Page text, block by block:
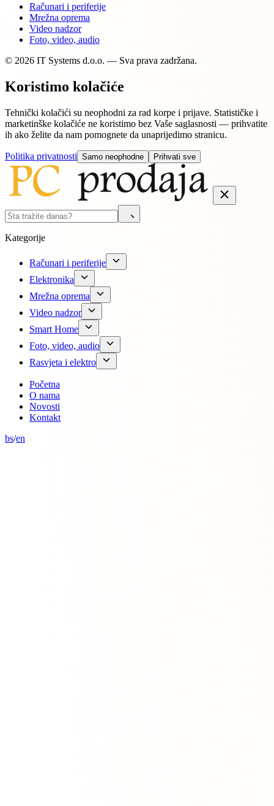
Računari i periferije
Mrežna oprema
Video nadzor
Foto, video, audio
© 2026 IT Systems d.o.o. — Sva prava zadržana.
Koristimo kolačiće
Tehnički kolačići su neophodni za rad korpe i prijave. Statističke i
marketinške kolačiće ne koristimo bez Vaše saglasnosti — prihvatite
ih ako želite da nam pomognete da unaprijedimo stranicu.
Politika privatnosti Samo neophodne Prihvati sve
Kategorije
Računari i periferije
Elektronika
Mrežna oprema
Video nadzor
Smart Home
Foto, video, audio
Rasvjeta i elektro
Početna
O nama
Novosti
Kontakt
bs/en